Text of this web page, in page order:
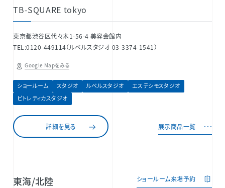
TB-SQUARE tokyo
東京都渋谷区代々木1-56-4 美容会館内
TEL:0120-449114（ルベルスタジオ 03-3374-1541）
Google Mapをみる
ショールーム スタジオ ルベルスタジオ
エステシモスタジオ
ピトレティカスタジオ
詳細を見る 展示商品一覧
東海/北陸 ショールーム来場予約